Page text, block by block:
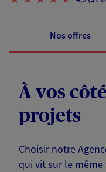
Nos offres
À vos
projets
Choisir notre
qui vit sur le